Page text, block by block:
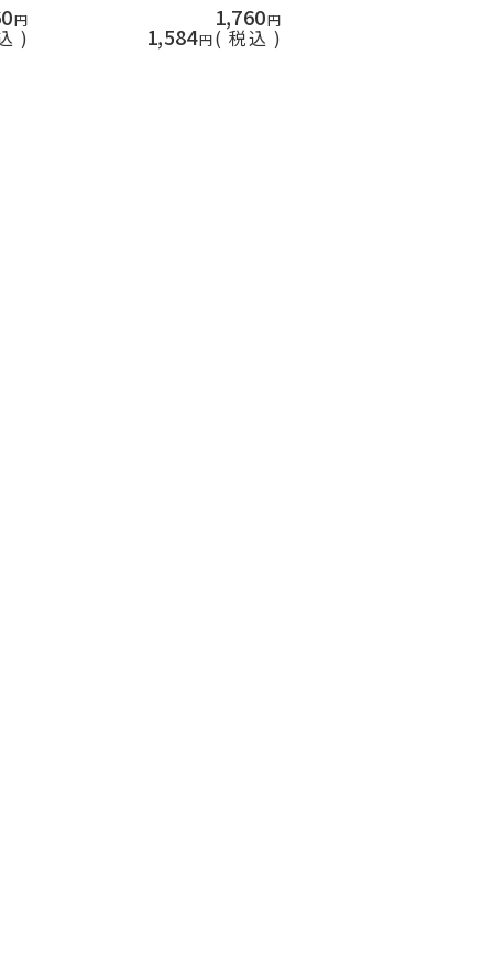
1,760
1,584 税込